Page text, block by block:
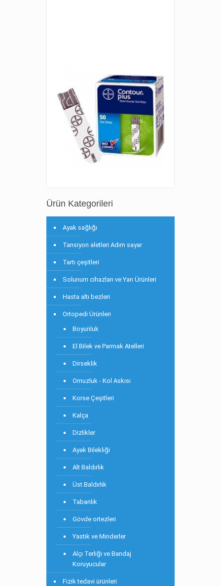
Ürün Kategorileri
Ayak sağlığı
Tansiyon aletleri Adım sayar
Tartı çeşitleri
Solunum cihazları ve Yan Ürünleri
Hasta altı bezleri
Ortopedi Ürünleri
Boyunluk
El Bilek ve Parmak Atelleri
Dirseklik
Omuzluk - Kol Askısı
Korse Çeşitleri
Kalça
Dizlikler
Ayak Bilekliği
Alt Baldırlık
Üst Baldırlık
Tabanlık
Gövde ortezleri
Yastık ve Minderler
Alçı Terliği ve Bandaj
Koruyucular
Fizik tedavi ürünleri